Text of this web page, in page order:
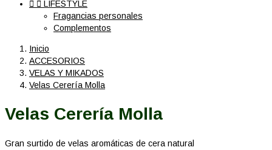
  LIFESTYLE
Fragancias personales
Complementos
Inicio
ACCESORIOS
VELAS Y MIKADOS
Velas Cerería Molla
Velas Cerería Molla
Gran surtido de velas aromáticas de cera natural